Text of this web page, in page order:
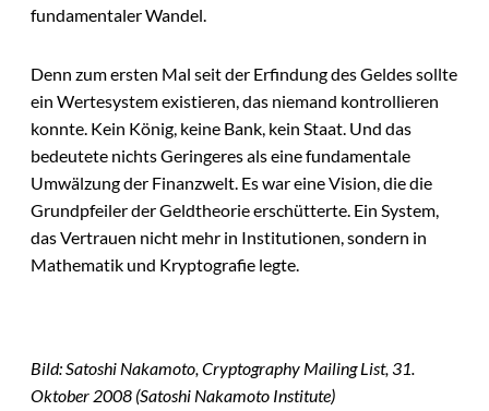
fundamentaler Wandel.
Denn zum ersten Mal seit der Erfindung des Geldes sollte
ein Wertesystem existieren, das niemand kontrollieren
konnte. Kein König, keine Bank, kein Staat. Und das
bedeutete nichts Geringeres als eine fundamentale
Umwälzung der Finanzwelt. Es war eine Vision, die die
Grundpfeiler der Geldtheorie erschütterte. Ein System,
das Vertrauen nicht mehr in Institutionen, sondern in
Mathematik und Kryptografie legte.
Bild: Satoshi Nakamoto, Cryptography Mailing List, 31.
Oktober 2008 (Satoshi Nakamoto Institute)